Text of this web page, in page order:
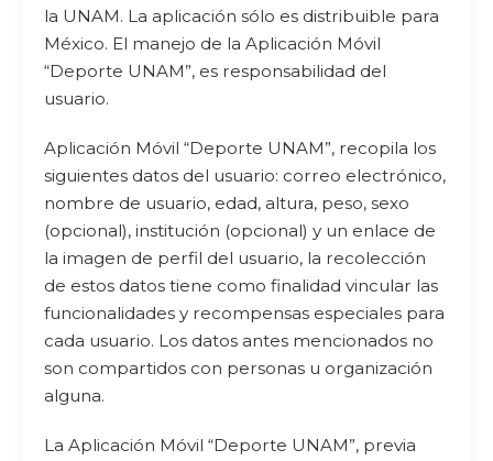
la UNAM. La aplicación sólo es distribuible para
México. El manejo de la Aplicación Móvil
“Deporte UNAM”, es responsabilidad del
usuario.
Aplicación Móvil “Deporte UNAM”, recopila los
siguientes datos del usuario: correo electrónico,
nombre de usuario, edad, altura, peso, sexo
(opcional), institución (opcional) y un enlace de
la imagen de perfil del usuario, la recolección
de estos datos tiene como finalidad vincular las
funcionalidades y recompensas especiales para
cada usuario. Los datos antes mencionados no
son compartidos con personas u organización
alguna.
La Aplicación Móvil “Deporte UNAM”, previa